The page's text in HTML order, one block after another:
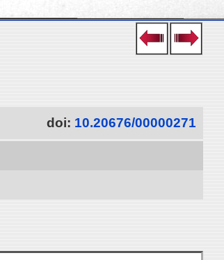
doi: 10.20676/00000271